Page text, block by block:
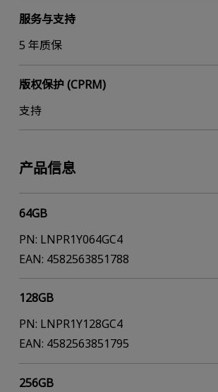
服务与支持
5 年质保
版权保护 (CPRM)
支持
产品信息
64GB
PN: LNPR1Y064GC4
EAN: 4582563851788
128GB
PN: LNPR1Y128GC4
EAN: 4582563851795
256GB